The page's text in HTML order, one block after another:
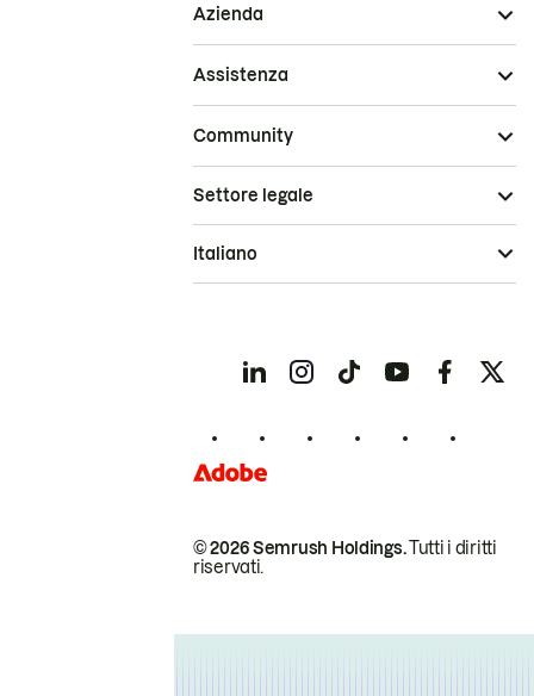
Azienda
Assistenza
Community
© 2026 Semrush Holdings.Tutti i diritti
riservati.
Settore legale
Italiano